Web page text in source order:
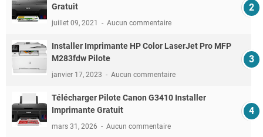
Gratuit
juillet 09, 2021 Aucun commentaire
Installer Imprimante HP Color LaserJet Pro MFP
M283fdw Pilote
janvier 17, 2023 Aucun commentaire
Télécharger Pilote Canon G3410 Installer
Imprimante Gratuit
mars 31, 2026 Aucun commentaire